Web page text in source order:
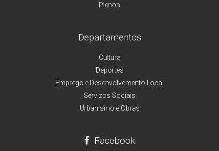
Plenos
Departamentos
Cultura
Deportes
Emprego e Desenvolvemento Local
Servizos Sociais
Urbanismo e Obras
Facebook